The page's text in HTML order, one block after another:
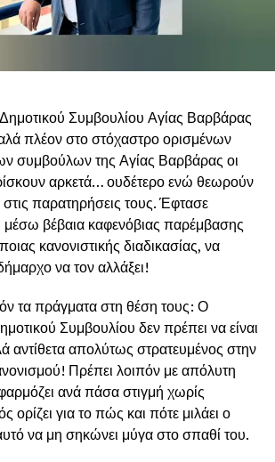
Συμβουλίου Αγίας Βαρβάρας
πλέον στο στόχαστρο ορισμένων
συμβούλων της Αγίας Βαρβάρας οι
αρκετά… ουδέτερο ενώ θεωρούν
στις παρατηρήσεις τους. Έφτασε
μέσω βέβαια καφενόβιας παρέμβασης
κανονιστικής διαδικασίας, να
να τον αλλάξει!
τα πράγματα στη θέση τους: Ο
Συμβουλίου δεν πρέπει να είναι
αντίθετα απολύτως στρατευμένος στην
Πρέπει λοιπόν με απόλυτη
ανά πάσα στιγμή χωρίς
ορίζει για το πώς και πότε μιλάει ο
να μη σηκώνει μύγα στο σπαθί του.